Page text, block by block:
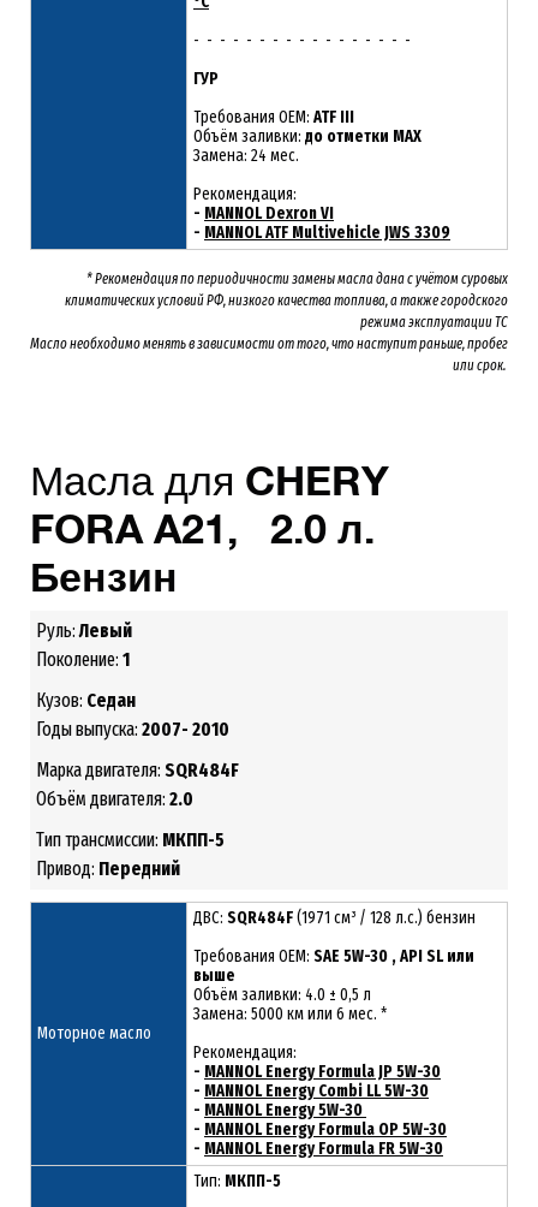
- - - - - - - - - - - - - - - - -
ГУР
Требования OEM: ATF III
Объём заливки: до отметки MAX
Замена: 24 мес.
Рекомендация:
- MANNOL Dexron VI
- MANNOL ATF Multivehicle JWS 3309
* Рекомендация по периодичности замены масла дана с учётом суровых
климатических условий РФ, низкого качества топлива, а также городского
режима эксплуатации ТС
Масло необходимо менятьв зависимости от того, что наступит раньше, пробег
или срок.
Масла для CHERY
FORA A21, 2.0 л.
Бензин
Руль:Левый
Поколение: 1
Кузов: Седан
Годы выпуска: 2007- 2010
Марка двигателя: SQR484F
Объём двигателя: 2.0
Тип трансмиссии: МКПП-5
Привод: Передний
Моторное масло
ДВС: SQR484F(1971 см³ / 128 л.с.) бензин
Требования ОЕМ: SAE 5W-30 , API SL или
выше
Объём заливки: 4.0 ± 0,5 л
Замена: 5000 км или 6 мес. *
Рекомендация:
- MANNOL Energy Formula JP 5W-30
- MANNOL Energy Combi LL 5W-30
- MANNOL Energy 5W-30
- MANNOL Energy Formula OP 5W-30
- MANNOL Energy Formula FR 5W-30
Тип: МКПП-5